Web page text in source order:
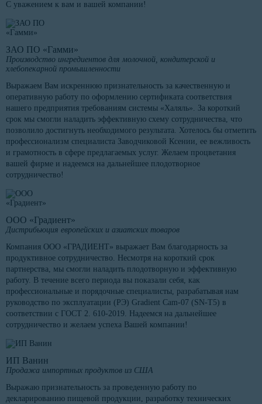
С уважением к вам и вашей компании!
ЗАО ПО «Гамми»
Производство ингредиентов для молочной, кондитерской и
хлебопекарной промышленности
Выражаем Вам искреннюю признательность за качественную и
оперативную работу по оформлению сертификата соответствия
нашего предприятия требованиям системы «Халяль». За короткий
срок мы смогли наладить эффективную схему сотрудничества, что
позволило достигнуть необходимого результата. Хотелось бы отметить
профессионализм специалиста Заводчиковой Ксении, ее вежливость
и грамотность в сфере предлагаемых услуг. Желаем процветания
вашей фирме и надеемся на дальнейшее плодотворное
сотрудничество!
ООО «Градиент»
Дистрибьюция европейских и азиатских товаров
Компания ООО «ГРАДИЕНТ» выражает Вам благодарность за
продуктивное сотрудничество. Несмотря на короткий срок
партнерства, мы смогли наладить плодотворную и эффективную
работу. В течение всего периода вы показали себя, как
профессиональные и порядочные специалисты, разрабатывая нам
руководство по эксплуатации (РЭ) Gradient Cam-07 (SN-T5) в
соответствии с ГОСТ 2. 610-2019. Надеемся на дальнейшее
сотрудничество и желаем успеха Вашей компании!
ИП Ванин
Продажа импортных продуктов из США
Выражаю признательность за проведенную работу по
декларированию пищевой продукции, разработку технических